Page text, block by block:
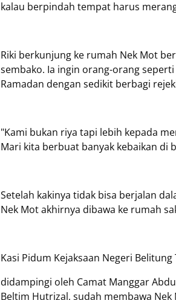
kalau berpindah tempat harus
Riki berkunjung ke rumah Nek Mot
sembako. Ia ingin orang-orang
Ramadan dengan sedikit berbagi
"Kami bukan riya tapi lebih kepada
Mari kita berbuat banyak kebaikan di
Setelah kakinya tidak bisa berjalan
Nek Mot akhirnya dibawa ke rumah
Kasi Pidum Kejaksaan Negeri
didampingi oleh Camat Manggar
Beltim Hutrizal, sudah membawa Nek